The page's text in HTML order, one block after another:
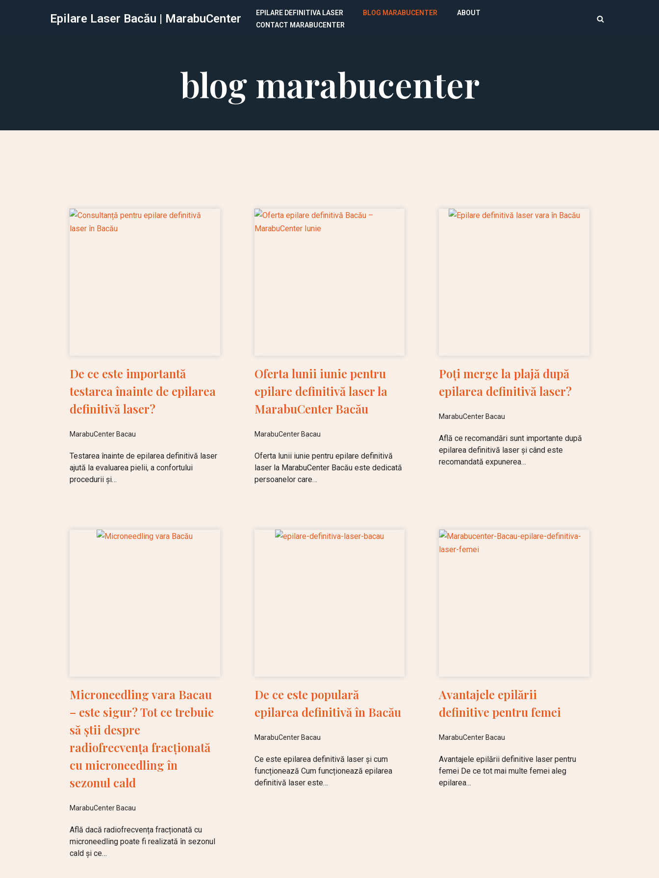
Epilare Laser Bacău | MarabuCenter EPILARE DEFINITIVA LASER BLOG MARABUCENTER
ABOUT
CONTACT MARABUCENTER
blog marabucenter
De ce este importantă
testarea înainte de epilarea
definitivă laser?
MarabuCenter Bacau
Testarea înainte de epilarea definitivă laser
ajută la evaluarea pielii, a confortului
procedurii și…
Oferta lunii iunie pentru
epilare definitivă laser la
MarabuCenter Bacău
MarabuCenter Bacau
Oferta lunii iunie pentru epilare definitivă
laser la MarabuCenter Bacău este dedicată
persoanelor care…
Poți merge la plajă după
epilarea definitivă laser?
MarabuCenter Bacau
Află ce recomandări sunt importante după
epilarea definitivă laser și când este
recomandată expunerea…
Microneedling vara Bacau
– este sigur? Tot ce trebuie
să știi despre
radiofrecvența fracționată
cu microneedling în
sezonul cald
MarabuCenter Bacau
Află dacă radiofrecvența fracționată cu
microneedling poate fi realizată în sezonul
cald și ce…
De ce este populară
epilarea definitivă în Bacău
MarabuCenter Bacau
Ce este epilarea definitivă laser și cum
funcționează Cum funcționează epilarea
definitivă laser este…
Avantajele epilării
definitive pentru femei
MarabuCenter Bacau
Avantajele epilării definitive laser pentru
femei De ce tot mai multe femei aleg
epilarea…